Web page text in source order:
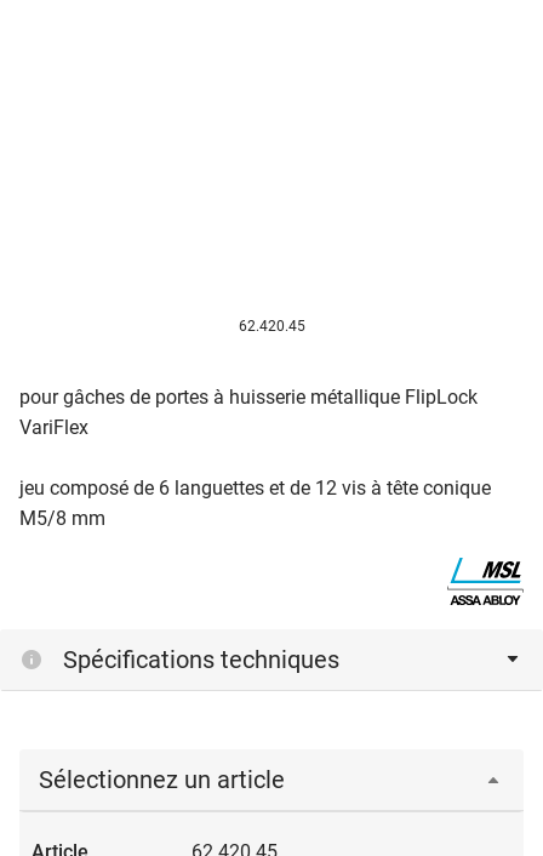
62.420.45
pour gâches de portes à huisserie métallique FlipLock
VariFlex
jeu composé de 6 languettes et de 12 vis à tête conique
M5/8 mm
Spécifications techniques
Sélectionnez un article